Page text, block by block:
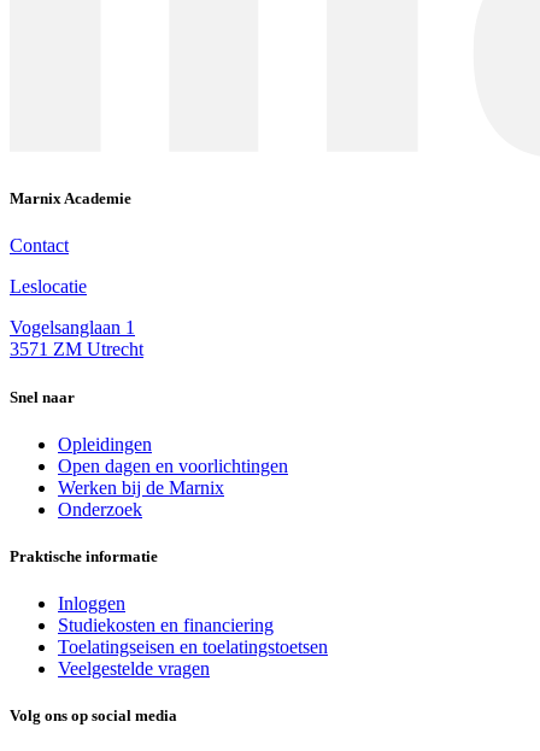
Marnix Academie
Contact
Leslocatie
Vogelsanglaan 1
3571 ZM Utrecht
Snel naar
Opleidingen
Open dagen en voorlichtingen
Werken bij de Marnix
Onderzoek
Praktische informatie
Inloggen
Studiekosten en financiering
Toelatingseisen en toelatingstoetsen
Veelgestelde vragen
Volg ons op social media